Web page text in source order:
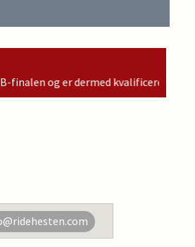
kvalificeret til søndagens finale